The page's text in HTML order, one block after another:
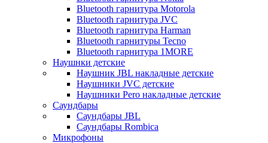
Bluetooth гарнитура Motorola
Bluetooth гарнитура JVC
Bluetooth гарнитура Harman
Bluetooth гарнитуры Tecno
Bluetooth гарнитура 1MORE
Наушнки детские
Наушник JBL накладные детские
Наушники JVC детские
Наушники Pero накладные детские
Саундбары
Саундбары JBL
Саундбары Rombica
Микрофоны